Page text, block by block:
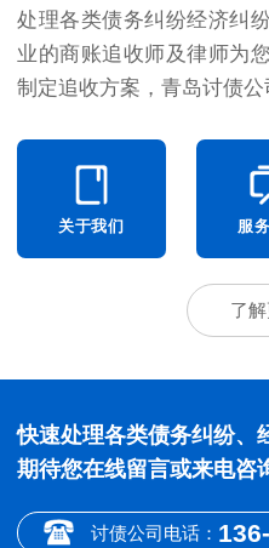
处理各类债务纠纷经济纠
业的商账追收师及律师为
制定追收方案，青岛讨债
关于我们 服
了
快速处理各类债务纠纷、
期待您在线留言或来电咨
讨债公司电话：